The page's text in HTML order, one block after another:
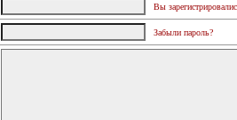
Вы
Забыли пароль?